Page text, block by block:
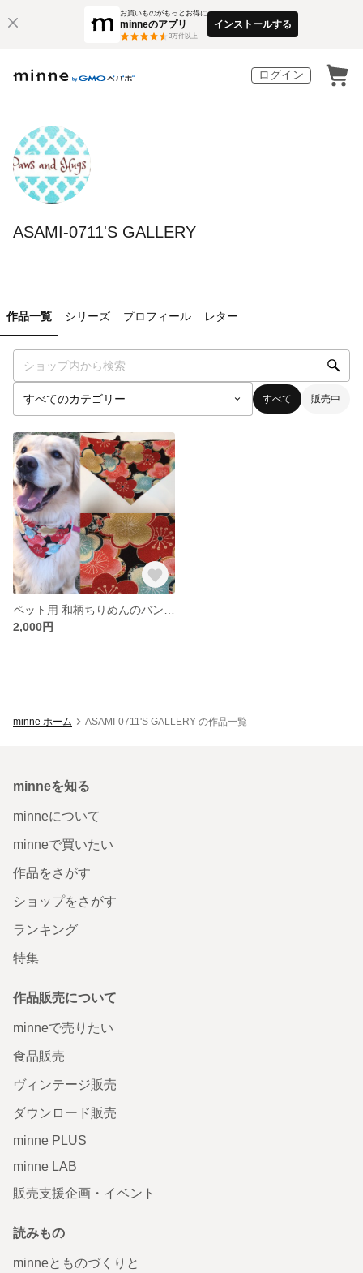
お買いものがもっとお得に
minneのアプリ
3万件以上
インストールする
ログイン
ASAMI-0711'S GALLERY
作品一覧 シリーズ プロフィール レター
すべて 販売中
2,000円
minne ホーム ASAMI-0711'S GALLERY の作品一覧
minneを知る
minneについて
minneで買いたい
作品をさがす
ショップをさがす
ランキング
特集
作品販売について
minneで売りたい
食品販売
ヴィンテージ販売
ダウンロード販売
minne PLUS
minne LAB
販売支援企画・イベント
読みもの
minneとものづくりと